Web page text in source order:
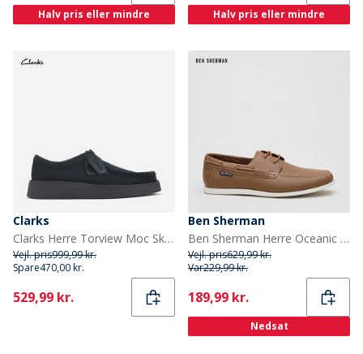
Halv pris eller mindre Halv pris eller mindre
Clarks
Clarks Herre Torview Moc Sko Black Suede
Vejl. pris999,99 kr.
Spare470,00 kr.
Current
529,99 kr.
Ben Sherman
Ben Sherman Herre Oceanic Deck Sejlersko Mellembrun
Vejl. pris629,99 kr.
Var229,99 kr.
Current
189,99 kr.
Nedsat